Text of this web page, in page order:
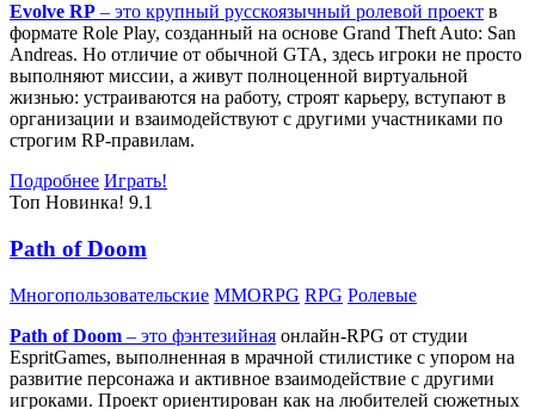
Evolve RP – это крупный русскоязычный ролевой проект в
формате Role Play, созданный на основе Grand Theft Auto: San
Andreas. Но отличие от обычной GTA, здесь игроки не просто
выполняют миссии, а живут полноценной виртуальной
жизнью: устраиваются на работу, строят карьеру, вступают в
организации и взаимодействуют с другими участниками по
строгим RP-правилам.
Подробнее Играть!
Топ Новинка! 9.1
Path of Doom
Многопользовательские MMORPG RPG Ролевые
Path of Doom – это фэнтезийная онлайн-RPG от студии
EspritGames, выполненная в мрачной стилистике с упором на
развитие персонажа и активное взаимодействие с другими
игроками. Проект ориентирован как на любителей сюжетных